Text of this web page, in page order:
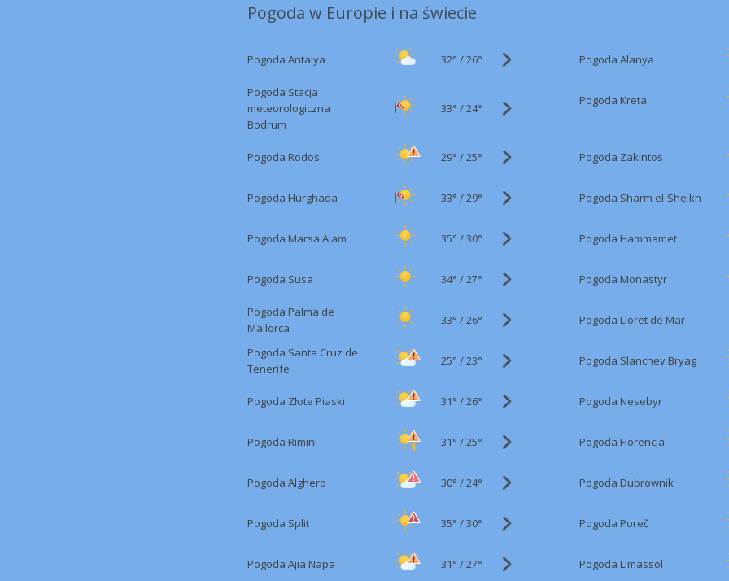
Pogoda w Europie i na świecie
Pogoda Antalya 32° /26° Pogoda Alanya
Pogoda Stacja
meteorologiczna
Bodrum
33° /24°
Pogoda Kreta
Pogoda Rodos 29° /25° Pogoda Zakintos
Pogoda Hurghada 33° /29° Pogoda Sharm el-Sheikh
Pogoda Marsa Alam 35° /30° Pogoda Hammamet
Pogoda Susa 34° /27° Pogoda Monastyr
Pogoda Palma de
Mallorca
33° /26° Pogoda Lloret de Mar
Pogoda Santa Cruz de
Tenerife
25° /23° Pogoda Slanchev Bryag
Pogoda Złote Piaski 31° /26° Pogoda Nesebyr
Pogoda Rimini 31° /25° Pogoda Florencja
Pogoda Alghero 30° /24° Pogoda Dubrownik
Pogoda Split 35° /30° Pogoda Poreč
Pogoda Ajia Napa 31° /27° Pogoda Limassol